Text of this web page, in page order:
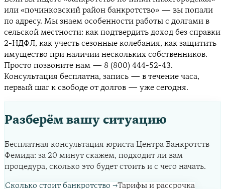
или «починковский район банкротство» — вы попали
по адресу. Мы знаем особенности работы с долгами в
сельской местности: как подтвердить доход без справки
2-НДФЛ, как учесть сезонные колебания, как защитить
имущество при наличии нескольких собственников.
Просто позвоните нам — 8 (800) 444-52-43.
Консультация бесплатна, запись — в течение часа,
первый шаг к свободе от долгов — уже сегодня.
Разберём вашу ситуацию
Бесплатная консультация юриста Центра Банкротств
Фемида: за 20 минут скажем, подходит ли вам
процедура, сколько это будет стоить и с чего начать.
Сколько стоит банкротство →Тарифы и рассрочка